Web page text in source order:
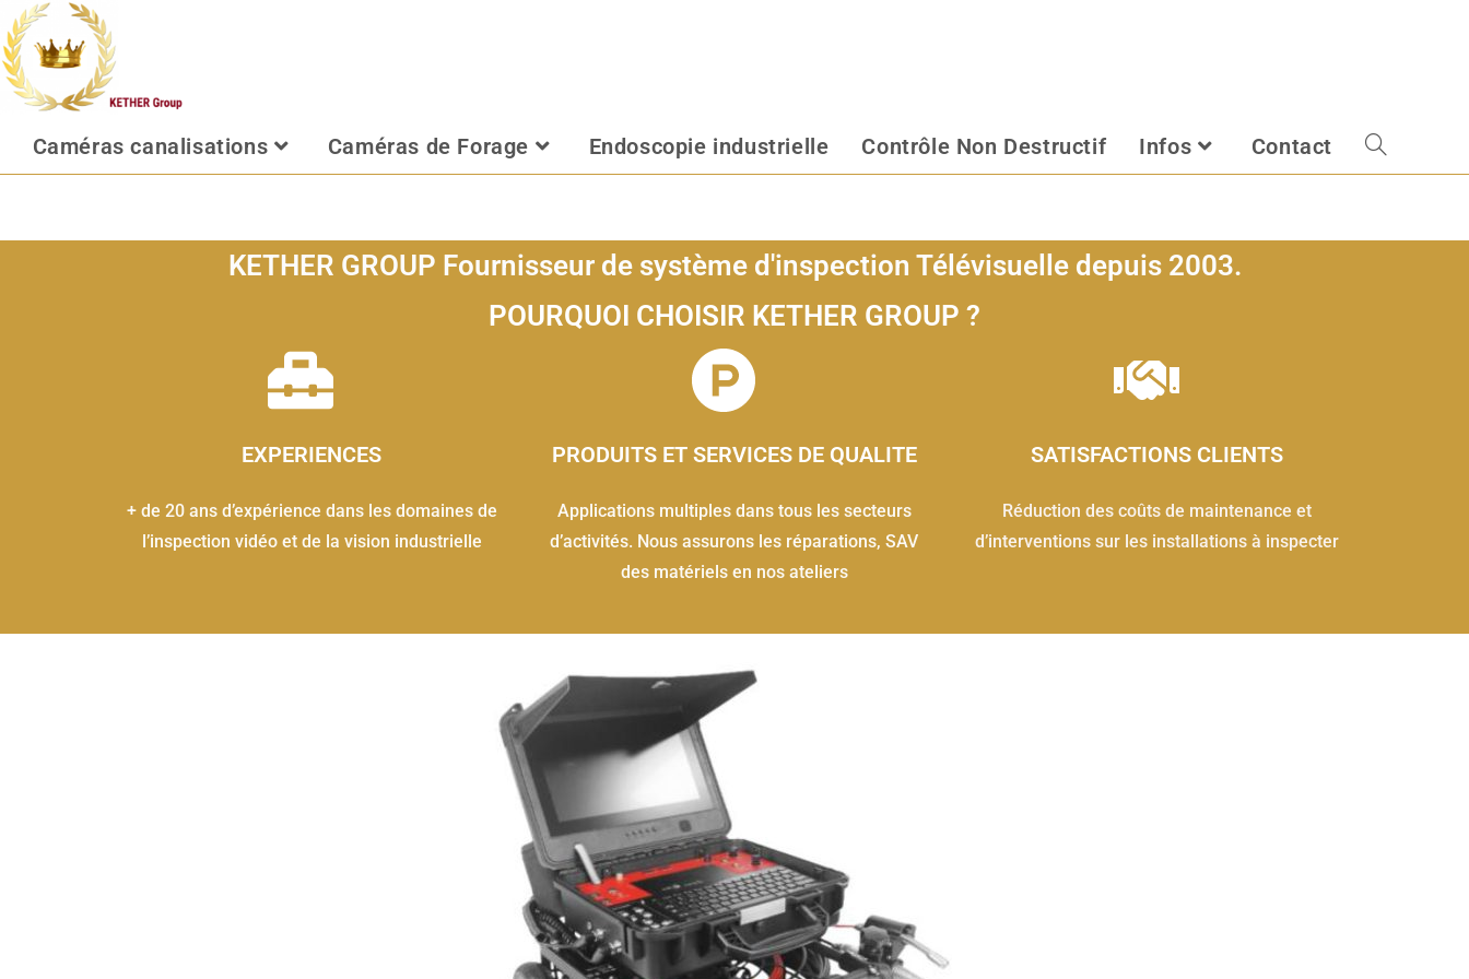
Caméras canalisations Caméras de Forage Endoscopie industrielle Contrôle Non Destructif Infos Contact
KETHER GROUP Fournisseur de système d'inspection Télévisuelle depuis 2003.
POURQUOI CHOISIR KETHER GROUP ?
POURQUOI CHOISIR KETHER GROUP ?
EXPERIENCES PRODUITS ET SERVICES DE QUALITE SATISFACTIONS CLIENTS
+ de 20 ans d’expérience dans les domaines de
l’inspection vidéo et de la vision industrielle
Applications multiples dans tous les secteurs
d’activités. Nous assurons les réparations, SAV
des matériels en nos ateliers
Réduction des coûts de maintenance et
d’interventions sur les installations à inspecter